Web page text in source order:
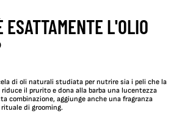
ESATTAMENTE L'OLIO
di oli naturali studiata per nutrire sia i peli che la
il prurito e dona alla barba una lucentezza
combinazione, aggiunge anche una fragranza
di grooming.